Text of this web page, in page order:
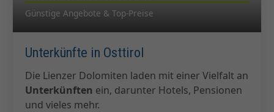
Günstige Angebote & Top-Preise
Unterkünfte in Osttirol
Die Lienzer Dolomiten laden mit einer Vielfalt an
Unterkünften ein, darunter Hotels, Pensionen
und vieles mehr.